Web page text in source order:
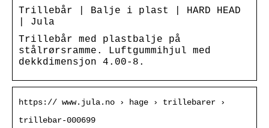
Trillebår | Balje i plast | HARD HEAD
| Jula
Trillebår med plastbalje på
stålrørsramme. Luftgummihjul med
dekkdimensjon 4.00-8.
https:// www.jula.no › hage › trillebarer ›
trillebar-000699